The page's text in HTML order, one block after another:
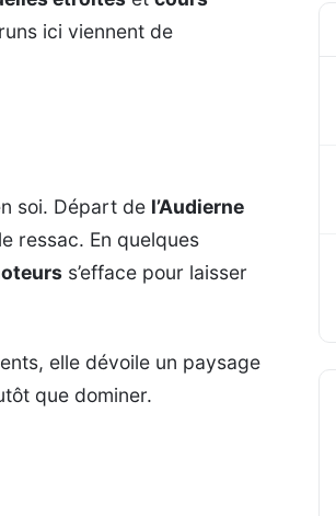
ici viennent de
soi. Départ de l’Audierne
ressac. En quelques
s’efface pour laisser
elle dévoile un paysage
que dominer.